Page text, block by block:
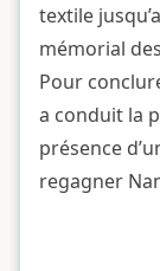
textile
mémorial
Pour
a conduit la
présence
regagner